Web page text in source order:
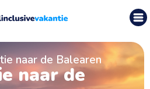
naar de Balearen
naar de